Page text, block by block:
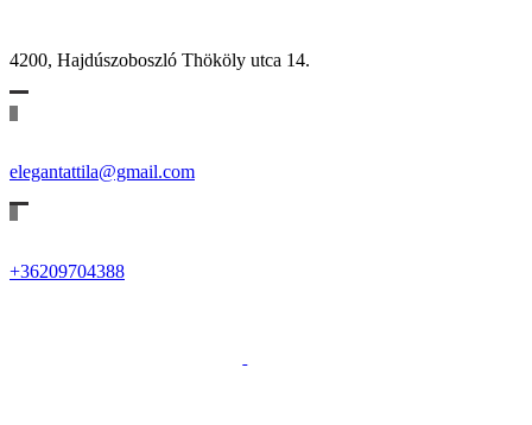
4200, Hajdúszoboszló Thököly utca 14.
elegantattila@gmail.com
+36209704388